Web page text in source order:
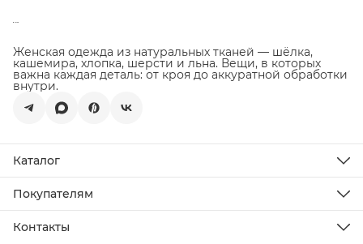
Женская одежда из натуральных тканей — шёлка,
кашемира, хлопка, шерсти и льна. Вещи, в которых
важна каждая деталь: от кроя до аккуратной обработки
внутри.
Каталог
Новинки
Распродажа
Подарочная карта
Покупателям
Доставка
Оплата
Контакты